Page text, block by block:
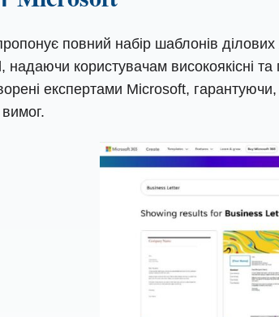
повний набір шаблонів
надаючи користувачам високоякісні
експертами Microsoft,